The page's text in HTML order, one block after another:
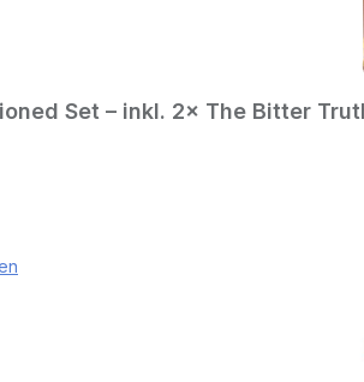
Set – inkl. 2× The Bitter